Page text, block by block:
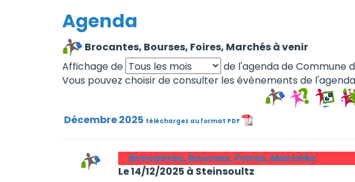
Agenda
Brocantes, Bourses, Foires, Marchés à venir
Affichage de
de l'agenda de Commune
Vous pouvez choisir de consulter les événements de
Décembre 2025 téléchargez au format PDF
Brocantes, Bourses, Foires, Marchés
Le 14/12/2025 à Steinsoultz